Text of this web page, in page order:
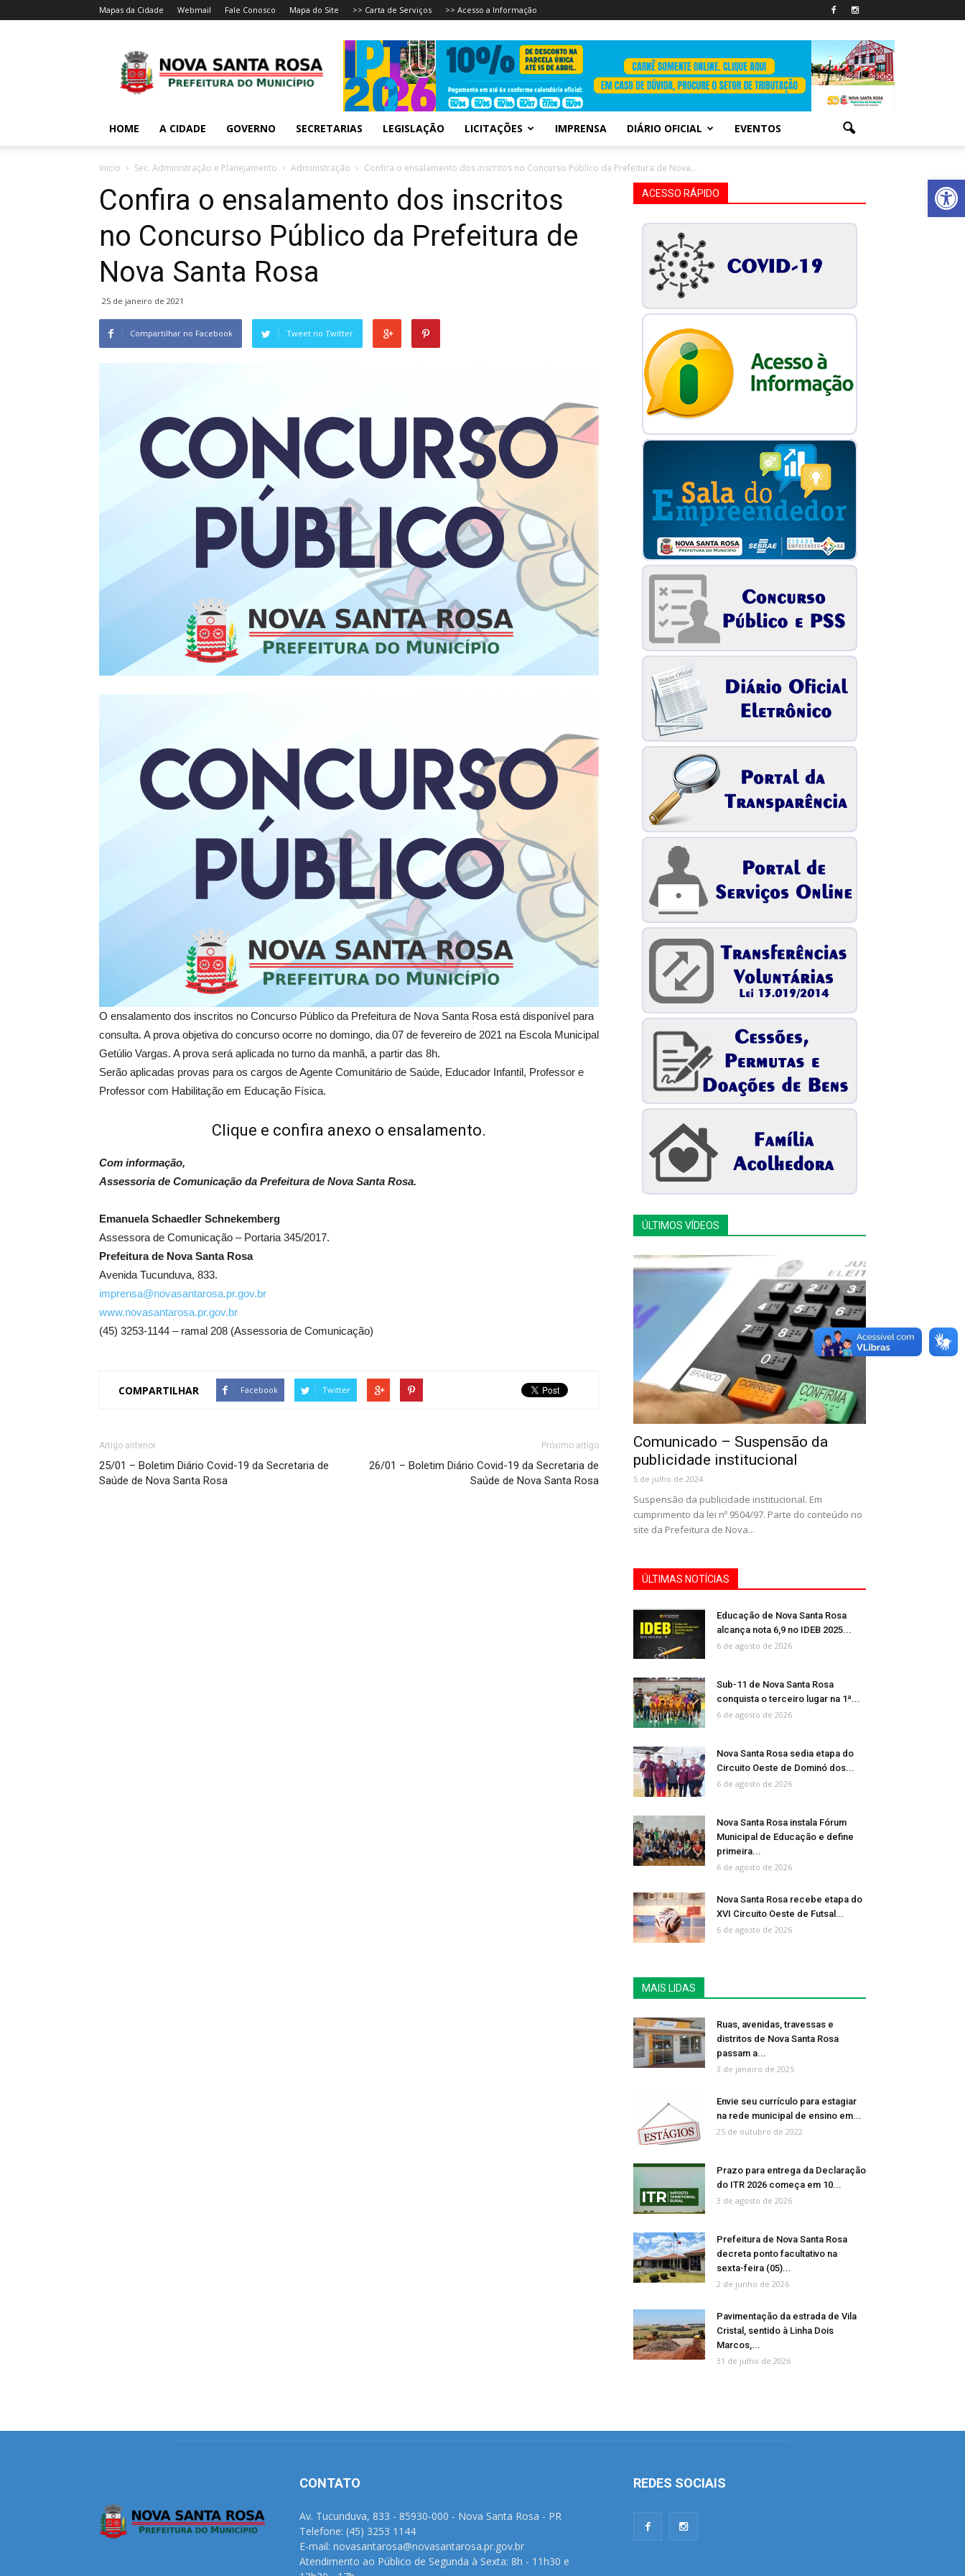
Abrir
Mapas da Cidade Webmail Fale Conosco Mapa do Site >> Carta de Serviços >> Acesso a Informação
HOME A CIDADE GOVERNO SECRETARIAS LEGISLAÇÃO LICITAÇÕES IMPRENSA DIÁRIO OFICIAL EVENTOS
Inicio Sec. Administração e Planejamento Administração Confira o ensalamento dos inscritos no Concurso Público da Prefeitura de Nova...
Confira o ensalamento dos inscritos
no Concurso Público da Prefeitura de
Nova Santa Rosa
25 de janeiro de 2021
Compartilhar no Facebook Tweet no Twitter
O ensalamento dos inscritos no Concurso Público da Prefeitura de Nova Santa Rosa está disponível para
consulta. A prova objetiva do concurso ocorre no domingo, dia 07 de fevereiro de 2021 na Escola Municipal
Getúlio Vargas. A prova será aplicada no turno da manhã, a partir das 8h.
Serão aplicadas provas para os cargos de Agente Comunitário de Saúde, Educador Infantil, Professor e
Professor com Habilitação em Educação Física.
Clique e confira anexo o ensalamento.
Com informação,
Assessoria de Comunicação da Prefeitura de Nova Santa Rosa.
Emanuela Schaedler Schnekemberg
Assessora de Comunicação – Portaria 345/2017.
Prefeitura de Nova Santa Rosa
Avenida Tucunduva, 833.
imprensa@novasantarosa.pr.gov.br
www.novasantarosa.pr.gov.br
(45) 3253-1144 – ramal 208 (Assessoria de Comunicação)
COMPARTILHAR Facebook Twitter
Artigo anterior
25/01 – Boletim Diário Covid-19 da Secretaria de
Saúde de Nova Santa Rosa
Próximo artigo
26/01 – Boletim Diário Covid-19 da Secretaria de
Saúde de Nova Santa Rosa
ACESSO RÁPIDO
ÚLTIMOS VÍDEOS
Comunicado – Suspensão da
publicidade institucional
5 de julho de 2024
Suspensão da publicidade institucional. Em
cumprimento da lei nº 9504/97. Parte do conteúdo no
site da Prefeitura de Nova...
ÚLTIMAS NOTÍCIAS
Educação de Nova Santa Rosa
alcança nota 6,9 no IDEB 2025...
6 de agosto de 2026
Sub-11 de Nova Santa Rosa
conquista o terceiro lugar na 1ª...
6 de agosto de 2026
Nova Santa Rosa sedia etapa do
Circuito Oeste de Dominó dos...
6 de agosto de 2026
Nova Santa Rosa instala Fórum
Municipal de Educação e define
primeira...
6 de agosto de 2026
Nova Santa Rosa recebe etapa do
XVI Circuito Oeste de Futsal...
6 de agosto de 2026
MAIS LIDAS
Ruas, avenidas, travessas e
distritos de Nova Santa Rosa
passam a...
3 de janeiro de 2025
Envie seu currículo para estagiar
na rede municipal de ensino em...
25 de outubro de 2022
Prazo para entrega da Declaração
do ITR 2026 começa em 10...
3 de agosto de 2026
Prefeitura de Nova Santa Rosa
decreta ponto facultativo na
sexta-feira (05)...
2 de junho de 2026
Pavimentação da estrada de Vila
Cristal, sentido à Linha Dois
Marcos,...
31 de julho de 2026
CONTATO
Av. Tucunduva, 833 - 85930-000 - Nova Santa Rosa - PR
Telefone: (45) 3253 1144
E-mail: novasantarosa@novasantarosa.pr.gov.br
Atendimento ao Público de Segunda à Sexta: 8h - 11h30 e
REDES SOCIAIS